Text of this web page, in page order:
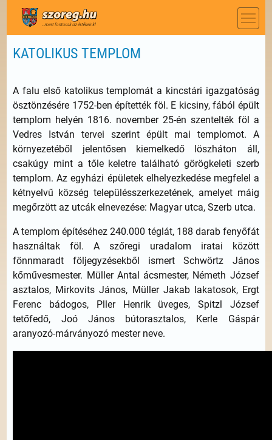
KATOLIKUS TEMPLOM
A falu első katolikus templomát a kincstári igazgatóság
ösztönzésére 1752-ben építették föl. E kicsiny, fából épült
templom helyén 1816. november 25-én szentelték föl a
Vedres István tervei szerint épült mai templomot. A
környezetéből jelentősen kiemelkedő löszháton áll,
csakúgy mint a tőle keletre található görögkeleti szerb
templom. Az egyházi épületek elhelyezkedése megfelel a
kétnyelvű község településszerkezetének, amelyet máig
megőrzött az utcák elnevezése: Magyar utca, Szerb utca.
A templom építéséhez 240.000 téglát, 188 darab fenyőfát
használtak föl. A szőregi uradalom iratai között
fönnmaradt följegyzésekből ismert Schwörtz János
kőművesmester. Müller Antal ácsmester, Németh József
asztalos, Mirkovits János, Müller Jakab lakatosok, Ergt
Ferenc bádogos, Pller Henrik üveges, Spitzl József
tetőfedő, Joó János bútorasztalos, Kerle Gáspár
aranyozó-márványozó mester neve.